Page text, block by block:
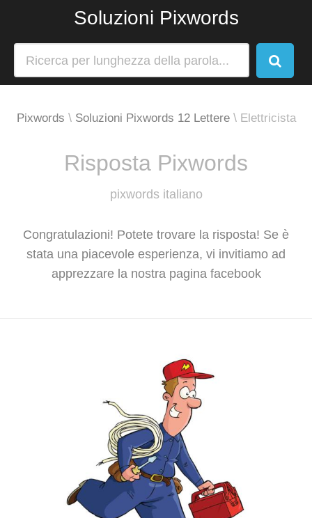
Soluzioni Pixwords
Pixwords Soluzioni Pixwords 12 Lettere Elettricista
Risposta Pixwords
pixwords italiano
Congratulazioni! Potete trovare la risposta! Se è
stata una piacevole esperienza, vi invitiamo ad
apprezzare la nostra pagina facebook